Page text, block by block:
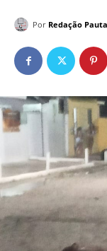
Por Redação